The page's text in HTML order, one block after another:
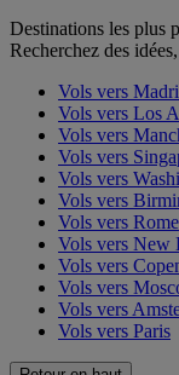
Destinations les plus
Recherchez des
Vols vers
Vols vers Los
Vols vers
Vols vers
Vols vers
Vols vers
Vols vers Rome
Vols vers New
Vols vers
Vols vers
Vols vers
Vols vers Paris